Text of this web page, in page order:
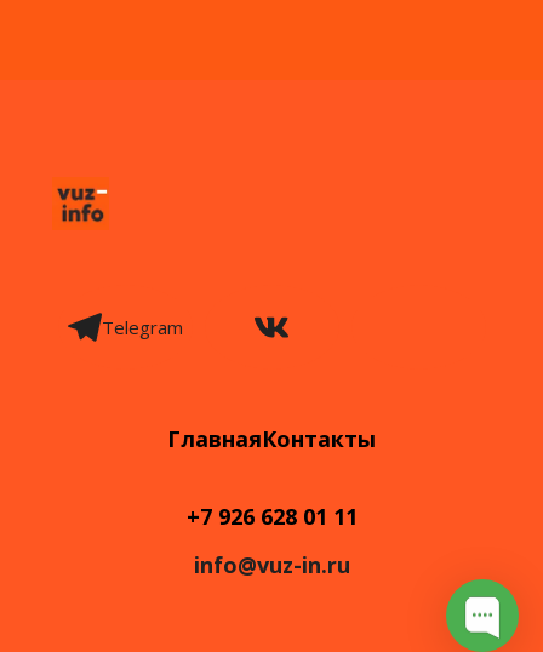
Telegram
ГлавнаяКонтакты
+7 926 628 01 11
info@vuz-in.ru